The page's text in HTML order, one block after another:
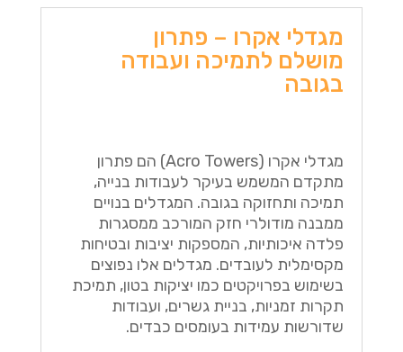
מגדלי אקרו – פתרון
מושלם לתמיכה ועבודה
בגובה
מגדלי אקרו (Acro Towers) הם פתרון
מתקדם המשמש בעיקר לעבודות בנייה,
תמיכה ותחזוקה בגובה. המגדלים בנויים
ממבנה מודולרי חזק המורכב ממסגרות
פלדה איכותיות, המספקות יציבות ובטיחות
מקסימלית לעובדים. מגדלים אלו נפוצים
בשימוש בפרויקטים כמו יציקות בטון, תמיכת
תקרות זמניות, בניית גשרים, ועבודות
שדורשות עמידות בעומסים כבדים.